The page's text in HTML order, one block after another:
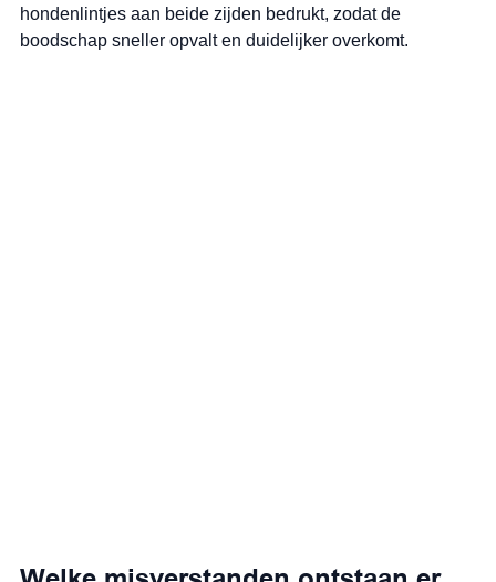
hondenlintjes aan beide zijden bedrukt, zodat de
boodschap sneller opvalt en duidelijker overkomt.